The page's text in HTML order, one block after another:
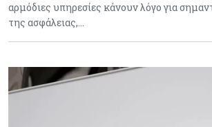
αρμόδιες υπηρεσίες κάνουν λόγο για
της ασφάλειας,…